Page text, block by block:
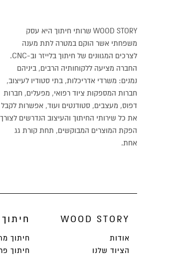
WOOD STORY שרותי חיתוך היא עסק
משפחתי אשר הוקם במטרה לתת מענה
לצרכים המגוונים של חיתוך בלייזר וב-CNC.
החברה מציעה ללקוחותיה הרבים, ביניהם
נמנים: משרדי אדריכלות, בתי סטודיו לעיצוב,
חברות המספקות ציוד רפואי, מפעלים, חברות
דפוס, מעצבים, סטודנטים ועוד, אפשרות לקבל
את כל שירותי החיתוך והעיצוב הנדרשים לצורך
הפקת המוצרים המבוקשים, תחת קורת גג
אחת.
WOOD STORY
אודות
הציוד שלנו
חיתוך
חיתוך